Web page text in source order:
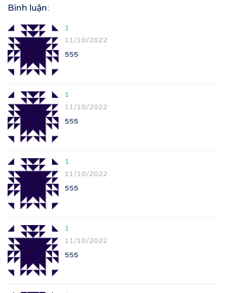
Bình luận:
1
11/10/2022
555
1
11/10/2022
555
1
11/10/2022
555
1
11/10/2022
555